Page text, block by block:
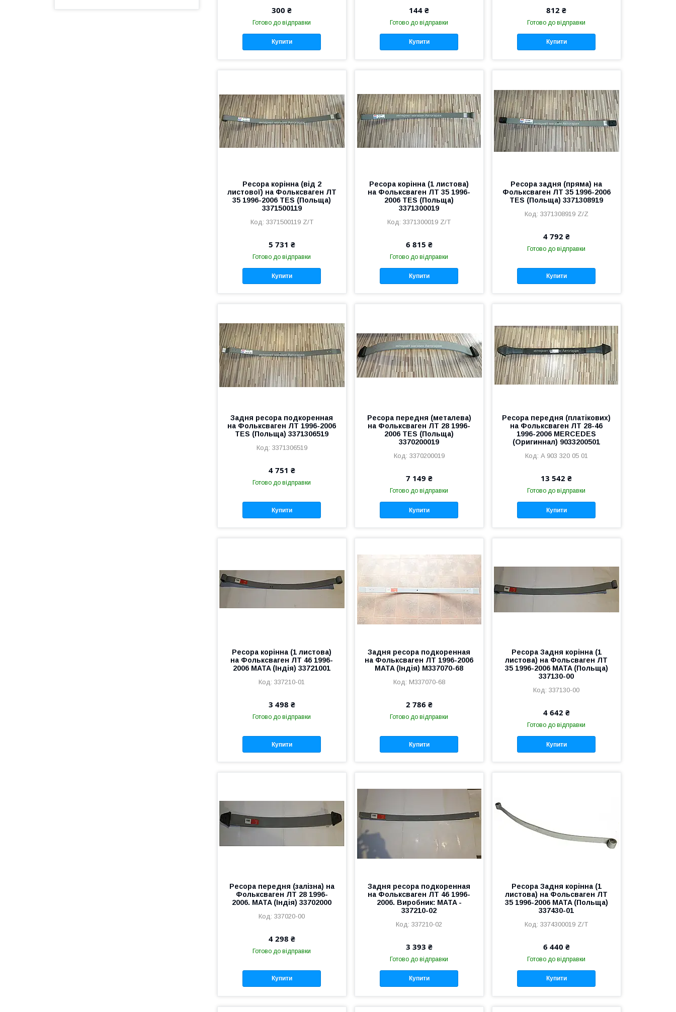
300 ₴
Готово до відправки
Купити
144 ₴
Готово до відправки
Купити
812 ₴
Готово до відправки
Купити
Ресора корінна (від 2
листової) на Фольксваген ЛТ
35 1996-2006 TES (Польща)
3371500119
3371500119 Z/T
5 731 ₴
Готово до відправки
Купити
Ресора корінна (1 листова)
на Фольксваген ЛТ 35 1996-
2006 TES (Польща)
3371300019
3371300019 Z/T
6 815 ₴
Готово до відправки
Купити
Ресора задня (пряма) на
Фольксваген ЛТ 35 1996-2006
TES (Польща) 3371308919
3371308919 Z/Z
4 792 ₴
Готово до відправки
Купити
Задня ресора подкоренная
на Фольксваген ЛТ 1996-2006
TES (Польща) 3371306519
3371306519
4 751 ₴
Готово до відправки
Купити
Ресора передня (металева)
на Фольксваген ЛТ 28 1996-
2006 TES (Польща)
3370200019
3370200019
7 149 ₴
Готово до відправки
Купити
Ресора передня (платікових)
на Фольксваген ЛТ 28-46
1996-2006 MERCEDES
(Оригиннал) 9033200501
A 903 320 05 01
13 542 ₴
Готово до відправки
Купити
Ресора корінна (1 листова)
на Фольксваген ЛТ 46 1996-
2006 MATA (Індія) 33721001
337210-01
3 498 ₴
Готово до відправки
Купити
Задня ресора подкоренная
на Фольксваген ЛТ 1996-2006
MATA (Індія) M337070-68
M337070-68
2 786 ₴
Готово до відправки
Купити
Ресора Задня корінна (1
листова) на Фольсваген ЛТ
35 1996-2006 MATA (Польща)
337130-00
337130-00
4 642 ₴
Готово до відправки
Купити
Ресора передня (залізна) на
Фольксваген ЛТ 28 1996-
2006. MATA (Індія) 33702000
337020-00
4 298 ₴
Готово до відправки
Купити
Задня ресора подкоренная
на Фольксваген ЛТ 46 1996-
2006. Виробник: MATA -
337210-02
337210-02
3 393 ₴
Готово до відправки
Купити
Ресора Задня корінна (1
листова) на Фольсваген ЛТ
35 1996-2006 MATA (Польща)
337430-01
3374300019 Z/T
6 440 ₴
Готово до відправки
Купити